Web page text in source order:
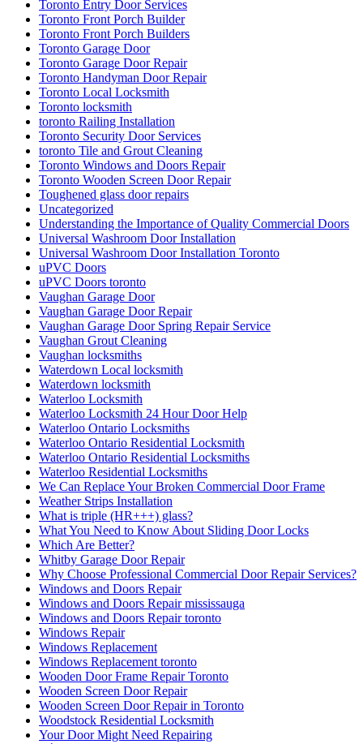
Toronto Entry Door Services
Toronto Front Porch Builder
Toronto Front Porch Builders
Toronto Garage Door
Toronto Garage Door Repair
Toronto Handyman Door Repair
Toronto Local Locksmith
Toronto locksmith
toronto Railing Installation
Toronto Security Door Services
toronto Tile and Grout Cleaning
Toronto Windows and Doors Repair
Toronto Wooden Screen Door Repair
Toughened glass door repairs
Uncategorized
Understanding the Importance of Quality Commercial Doors
Universal Washroom Door Installation
Universal Washroom Door Installation Toronto
uPVC Doors
uPVC Doors toronto
Vaughan Garage Door
Vaughan Garage Door Repair
Vaughan Garage Door Spring Repair Service
Vaughan Grout Cleaning
Vaughan locksmiths
Waterdown Local locksmith
Waterdown locksmith
Waterloo Locksmith
Waterloo Locksmith 24 Hour Door Help
Waterloo Ontario Locksmiths
Waterloo Ontario Residential Locksmith
Waterloo Ontario Residential Locksmiths
Waterloo Residential Locksmiths
We Can Replace Your Broken Commercial Door Frame
Weather Strips Installation
What is triple (HR+++) glass?
What You Need to Know About Sliding Door Locks
Which Are Better?
Whitby Garage Door Repair
Why Choose Professional Commercial Door Repair Services?
Windows and Doors Repair
Windows and Doors Repair mississauga
Windows and Doors Repair toronto
Windows Repair
Windows Replacement
Windows Replacement toronto
Wooden Door Frame Repair Toronto
Wooden Screen Door Repair
Wooden Screen Door Repair in Toronto
Woodstock Residential Locksmith
Your Door Might Need Repairing